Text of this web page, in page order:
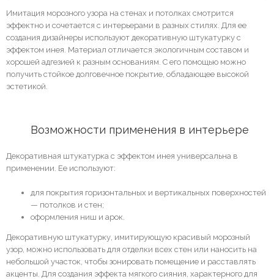
Имитация морозного узора на стенах и потолках смотрится
эффектно и сочетается с интерьерами в разных стилях. Для ее
создания дизайнеры используют декоративную штукатурку с
эффектом инея. Материал отличается экологичным составом и
хорошей адгезией к разным основаниям. С его помощью можно
получить стойкое долговечное покрытие, обладающее высокой
эстетикой.
	Возможности применения в интерьере
Декоративная штукатурка с эффектом инея универсальна в
применении. Ее используют:
для покрытия горизонтальных и вертикальных поверхностей
— потолков и стен;
оформления ниш и арок.
Декоративную штукатурку, имитирующую красивый морозный
узор, можно использовать для отделки всех стен или наносить на
небольшой участок, чтобы зонировать помещение и расставлять
акценты. Для создания эффекта мягкого сияния, характерного для